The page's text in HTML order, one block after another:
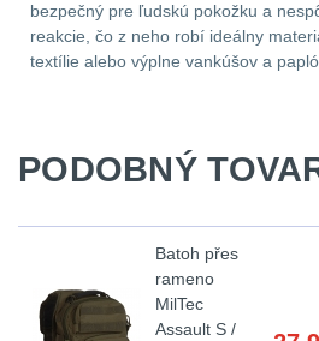
Na kuše2
Velký oční reliéf1
Na dlouhé vzdálenosti13
32
bezpečný pre ľudskú pokožku a
reakcie, čo z neho robí ideálny
textílie alebo výplne vankúšov a
PODOBNÝ
Batoh přes
rameno
MilTec
Assault S /